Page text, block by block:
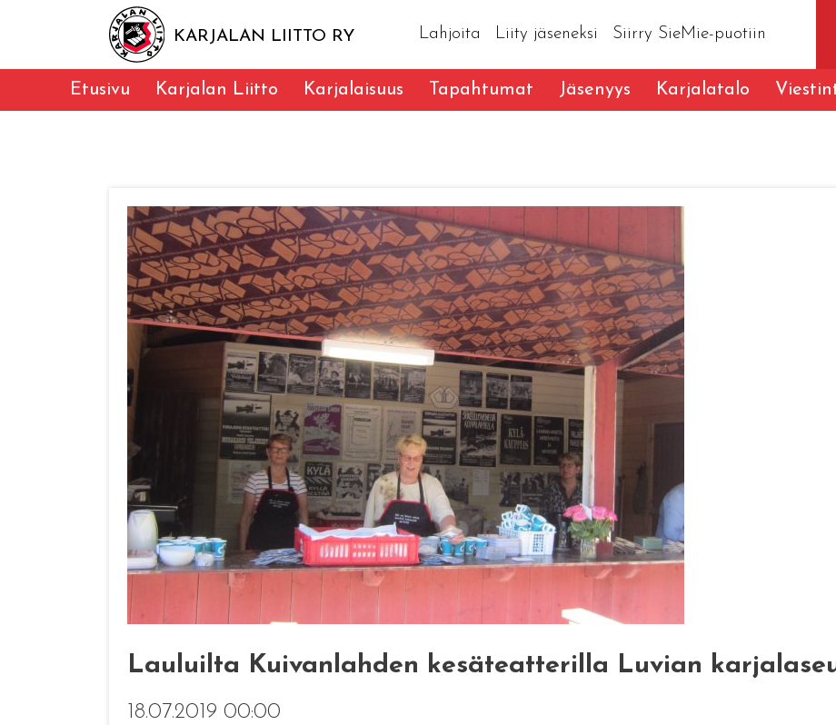
KARJALAN LIITTO RY Lahjoita Liity jäseneksi Siirry SieMie-puotiin
Etusivu Karjalan Liitto Karjalaisuus Tapahtumat Jäsenyys Karjalatalo
Lauluilta Kuivanlahden kesäteatterilla Luvian
18.07.2019 00:00